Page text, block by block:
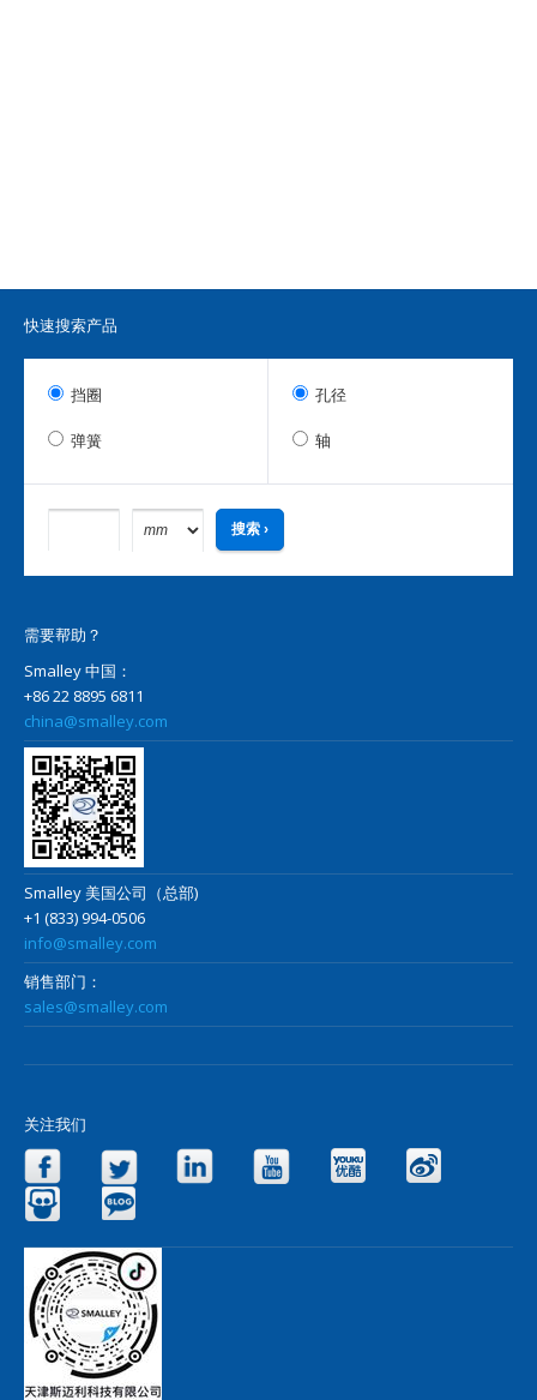
快速搜索产品
挡圈
弹簧
孔径
轴
需要帮助？
Smalley 中国：
+86 22 8895 6811
china@smalley.com
Smalley 美国公司（总部)
+1 (833) 994-0506
info@smalley.com
销售部门：
sales@smalley.com
关注我们
Facebook Twitter LinkedIn YouTube